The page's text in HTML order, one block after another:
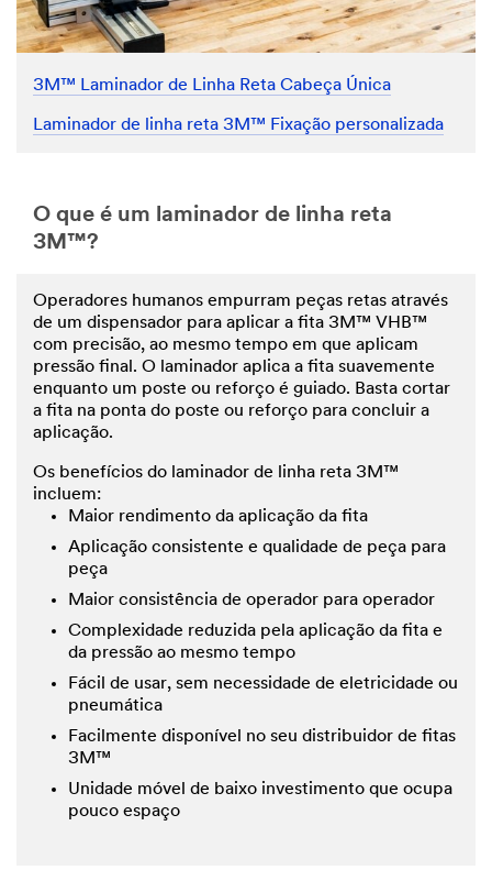
3M™ Laminador de Linha Reta Cabeça Única
Laminador de linha reta 3M™ Fixação personalizada
O que é um laminador de linha reta
3M™?
Operadores humanos empurram peças retas através
de um dispensador para aplicar a fita 3M™ VHB™
com precisão, ao mesmo tempo em que aplicam
pressão final. O laminador aplica a fita suavemente
enquanto um poste ou reforço é guiado. Basta cortar
a fita na ponta do poste ou reforço para concluir a
aplicação.
Os benefícios do laminador de linha reta 3M™
incluem:
Maior rendimento da aplicação da fita
Aplicação consistente e qualidade de peça para
peça
Maior consistência de operador para operador
Complexidade reduzida pela aplicação da fita e
da pressão ao mesmo tempo
Fácil de usar, sem necessidade de eletricidade ou
pneumática
Facilmente disponível no seu distribuidor de fitas
3M™
Unidade móvel de baixo investimento que ocupa
pouco espaço